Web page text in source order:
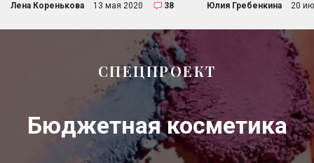
Лена Коренькова 13 мая 2020 38 Юлия Гребенкина 20
СПЕЦПРОЕКТ
Бюджетная косметика